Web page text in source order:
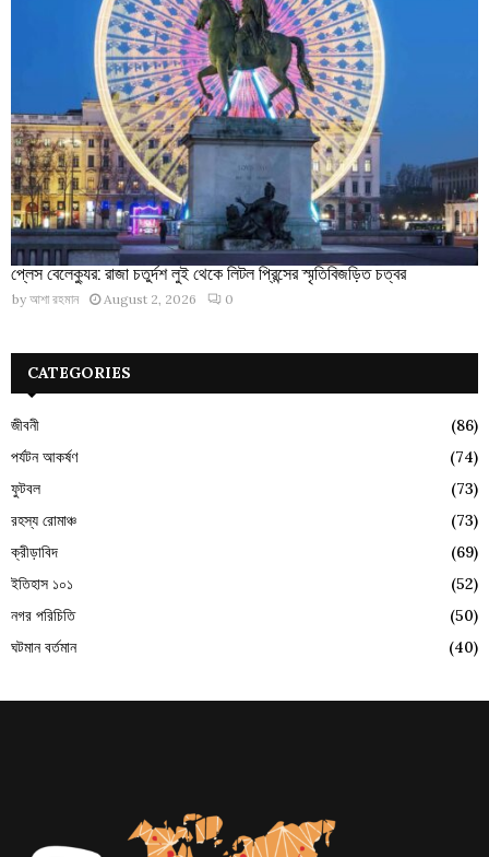
প্লেস বেলেক্যুর: রাজা চতুর্দশ লুই থেকে লিটল প্রিন্সের স্মৃতিবিজড়িত চত্বর
by আশা রহমান August 2, 2026 0
CATEGORIES
জীবনী
(86)
পর্যটন আকর্ষণ
(74)
ফুটবল
(73)
রহস্য রোমাঞ্চ
(73)
ক্রীড়াবিদ
(69)
ইতিহাস ১০১
(52)
নগর পরিচিতি
(50)
ঘটমান বর্তমান
(40)